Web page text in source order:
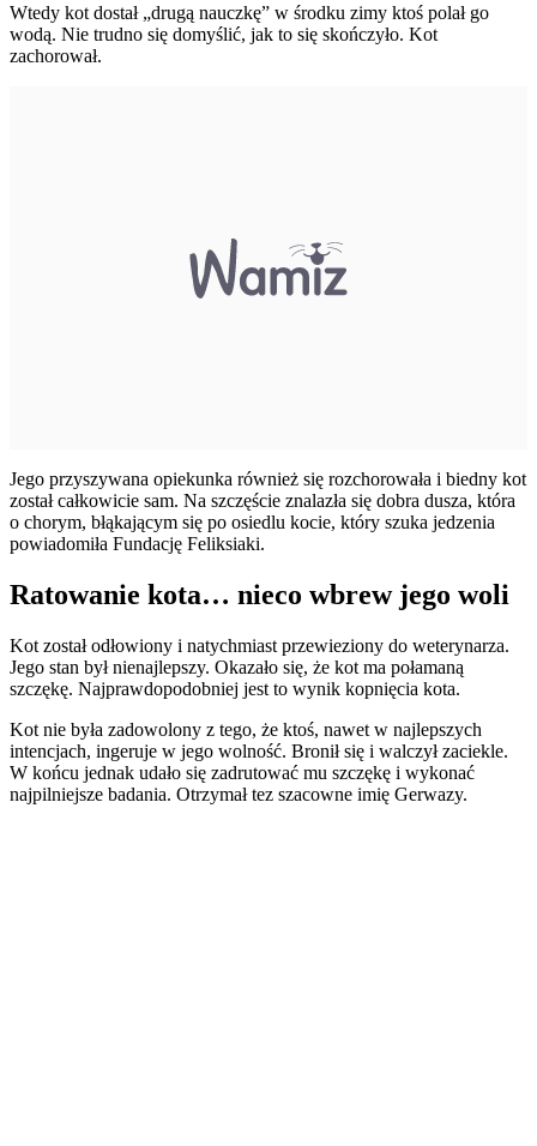
Wtedy kot dostał „drugą nauczkę” w środku zimy ktoś polał go
wodą. Nie trudno się domyślić, jak to się skończyło. Kot
zachorował.
Jego przyszywana opiekunka również się rozchorowała i biedny kot
został całkowicie sam. Na szczęście znalazła się dobra dusza, która
o chorym, błąkającym się po osiedlu kocie, który szuka jedzenia
powiadomiła Fundację Feliksiaki.
Ratowanie kota… nieco wbrew jego woli
Kot został odłowiony i natychmiast przewieziony do weterynarza.
Jego stan był nienajlepszy. Okazało się, że kot ma połamaną
szczękę. Najprawdopodobniej jest to wynik kopnięcia kota.
Kot nie była zadowolony z tego, że ktoś, nawet w najlepszych
intencjach, ingeruje w jego wolność. Bronił się i walczył zaciekle.
W końcu jednak udało się zadrutować mu szczękę i wykonać
najpilniejsze badania. Otrzymał tez szacowne imię Gerwazy.